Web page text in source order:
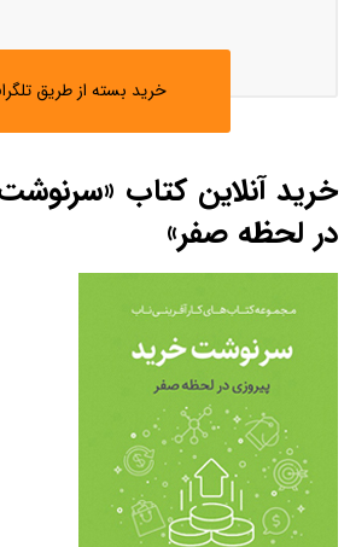
خرید بسته از طریق
خرید آنلاین کتاب
در لحظه صفر»